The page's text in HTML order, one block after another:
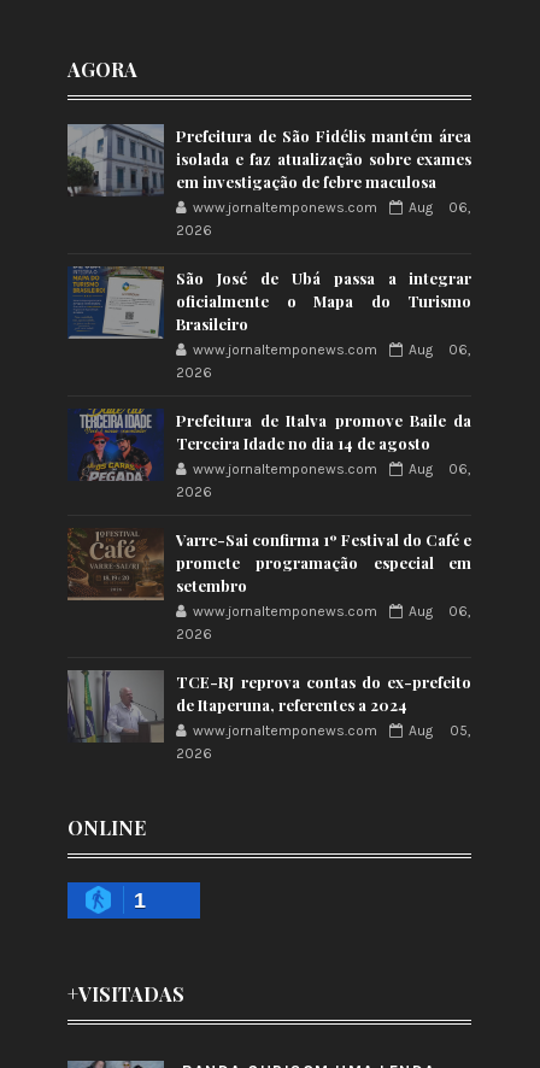
AGORA
Prefeitura de São Fidélis mantém área
isolada e faz atualização sobre exames
em investigação de febre maculosa
www.jornaltemponews.com
Aug 06,
2026
São José de Ubá passa a integrar
oficialmente o Mapa do Turismo
Brasileiro
www.jornaltemponews.com
Aug 06,
2026
Prefeitura de Italva promove Baile da
Terceira Idade no dia 14 de agosto
www.jornaltemponews.com
Aug 06,
2026
Varre-Sai confirma 1º Festival do Café e
promete programação especial em
setembro
www.jornaltemponews.com
Aug 06,
2026
TCE-RJ reprova contas do ex-prefeito
de Itaperuna, referentes a 2024
www.jornaltemponews.com
Aug 05,
2026
ONLINE
1
+VISITADAS